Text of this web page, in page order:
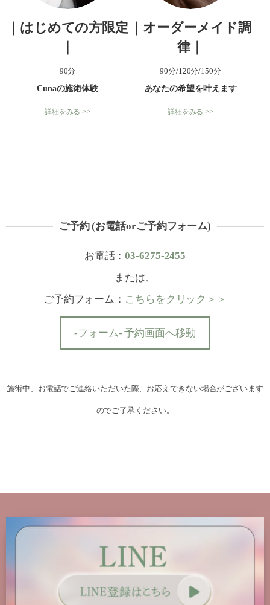
｜はじめての方限定
90分
Cunaの施術体験
詳細をみる >>
｜オーダーメイド調
律｜
90分/120分/150分
あなたの希望を叶えます
詳細をみる >>
ご予約 (お電話orご予約フォーム)
お電話：03-6275-2455
または、
ご予約フォーム： こちらをクリック＞＞
-フォーム- 予約画面へ移動
施術中、お電話でご連絡いただいた際、お応えできない場合がございます
のでご了承ください。